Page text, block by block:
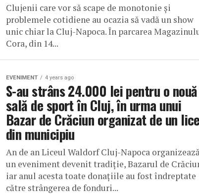
Clujenii care vor să scape de monotonie și
problemele cotidiene au ocazia să vadă un show
unic chiar la Cluj-Napoca. În parcarea
Cora, din 14...
EVENIMENT 4 years ago
S-au strâns 24.000 lei pentru o nouă
sală de sport în Cluj, în urma unui
Bazar de Crăciun organizat de un
din municipiu
An de an Liceul Waldorf Cluj-Napoca
un eveniment devenit tradiție, Bazarul de
iar anul acesta toate donațiile au fost îndreptate
către strângerea de fonduri...